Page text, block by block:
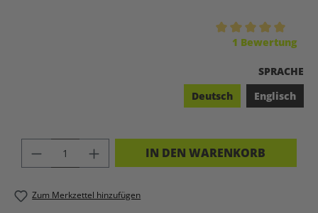
Durchschnittliche Bewertung von 5 von 5 Sternen
1 Bewertung
SPRACHE
Deutsch
Englisch
PRODUKT ANZAHL: GIB DEN
IN DEN WARENKORB
Zum Merkzettel hinzufügen